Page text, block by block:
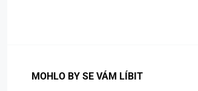
MOHLO BY SE VÁM LÍBIT